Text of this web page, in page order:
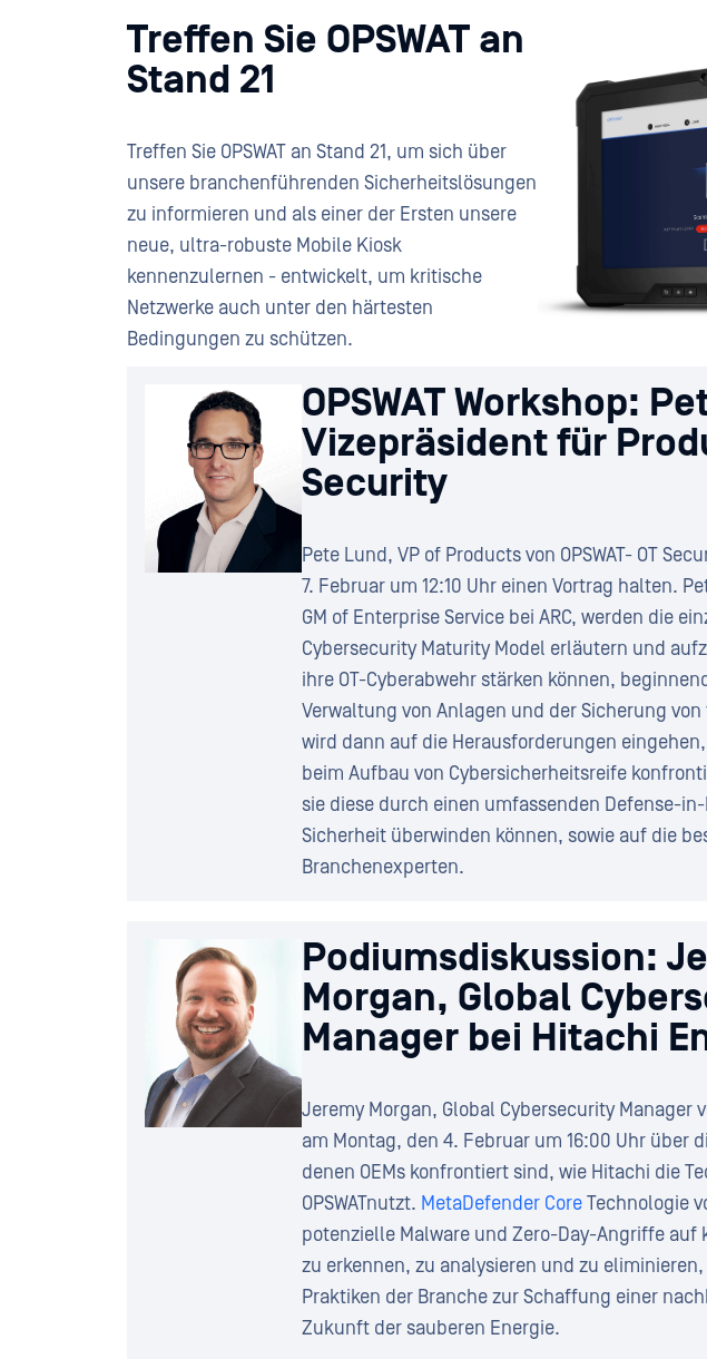
Treffen Sie OPSWAT an
Stand 21
Treffen Sie OPSWAT an Stand 21, um sich über
unsere branchenführenden Sicherheitslösungen
zu informieren und als einer der Ersten unsere
neue, ultra-robuste Mobile Kiosk
kennenzulernen - entwickelt, um kritische
Netzwerke auch unter den härtesten
Bedingungen zu schützen.
OPSWAT Workshop:
Vizepräsident für
Security
Pete Lund, VP of Products von OPSWAT- OT
7. Februar um 12:10 Uhr einen Vortrag halten.
GM of Enterprise Service bei ARC, werden die
Cybersecurity Maturity Model erläutern und
ihre OT-Cyberabwehr stärken können,
Verwaltung von Anlagen und der Sicherung
wird dann auf die Herausforderungen
beim Aufbau von Cybersicherheitsreife
sie diese durch einen umfassenden Defense-
Sicherheit überwinden können, sowie auf die
Branchenexperten.
Podiumsdiskussion:
Morgan, Global
Manager bei Hitachi
Jeremy Morgan, Global Cybersecurity Manager
am Montag, den 4. Februar um 16:00 Uhr über
denen OEMs konfrontiert sind, wie Hitachi die
OPSWATnutzt. MetaDefender CoreTechnologie
potenzielle Malware und Zero-Day-Angriffe
zu erkennen, zu analysieren und zu
Praktiken der Branche zur Schaffung einer
Zukunft der sauberen Energie.